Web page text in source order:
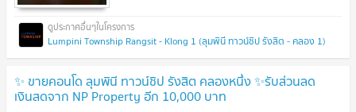
Lumpini Township Rangsit - Klong 1 (ลุมพินี ทาวน์ชิป รังสิต - คลอง 1)
✨ ขายคอนโด ลุมพินี ทาวน์ชิป รังสิต คลองหนึ่ง ✨รับส่วนลด
เงินสดจาก NP Property อีก 10,000 บาท